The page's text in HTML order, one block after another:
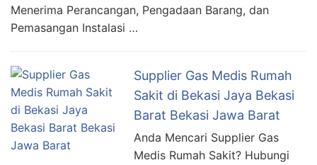
Menerima Perancangan, Pengadaan Barang, dan
Pemasangan Instalasi …
Supplier Gas Medis Rumah
Sakit di Bekasi Jaya Bekasi
Barat Bekasi Jawa Barat
Anda Mencari Supplier Gas
Medis Rumah Sakit? Hubungi